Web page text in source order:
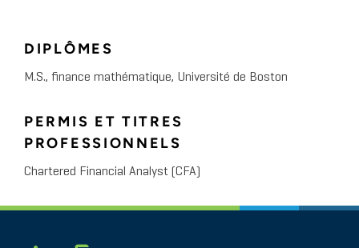
DIPLÔMES
M.S., finance mathématique, Université de Boston
PERMIS ET TITRES
PROFESSIONNELS
Chartered Financial Analyst (CFA)